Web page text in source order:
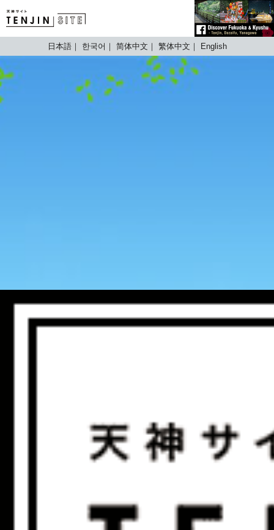
TENJIN SITE
日本語 한국어 简体中文 繁体中文 English